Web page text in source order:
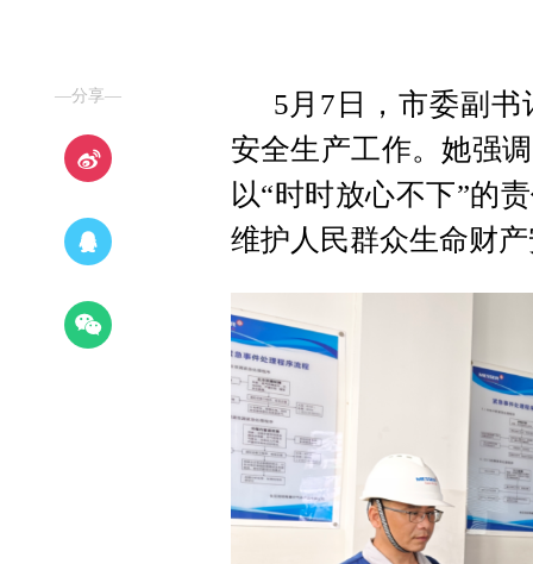
—分享—
5月7日，市委副
安全生产工作。她强
以“时时放心不下”的
维护人民群众生命财